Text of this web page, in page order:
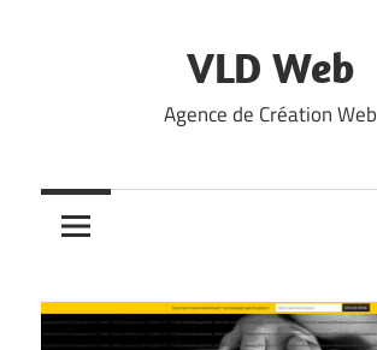
VLD Web
Agence de Création Web